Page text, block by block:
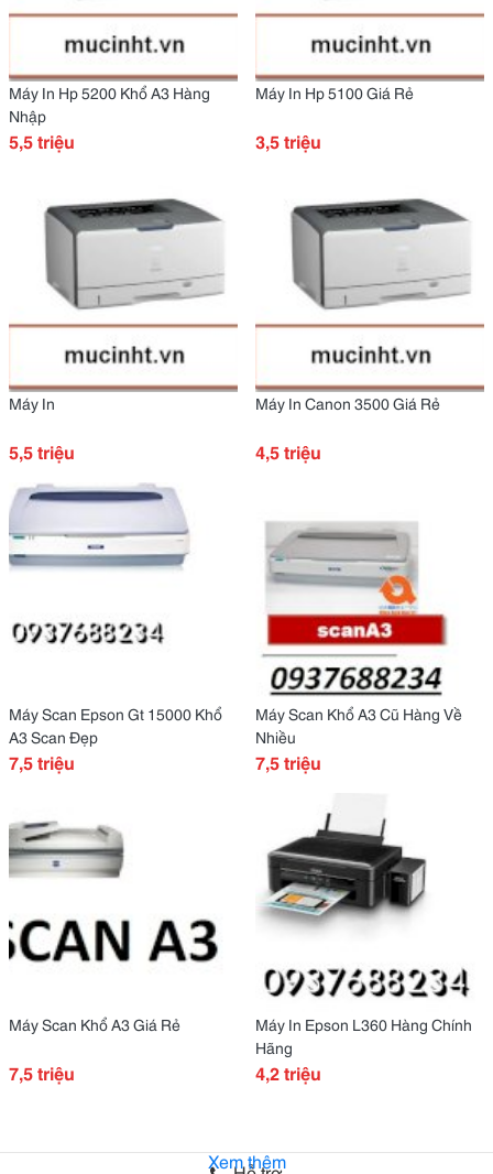
Máy In Hp 5200 Khổ A3 Hàng
Nhập
5,5 triệu
Máy In Hp 5100 Giá Rẻ
3,5 triệu
Máy In
5,5 triệu
Máy In Canon 3500 Giá Rẻ
4,5 triệu
Máy Scan Epson Gt 15000 Khổ
A3 Scan Đẹp
7,5 triệu
Máy Scan Khổ A3 Cũ Hàng Về
Nhiều
7,5 triệu
Máy Scan Khổ A3 Giá Rẻ
7,5 triệu
Máy In Epson L360 Hàng Chính
Hãng
4,2 triệu
Xem thêm